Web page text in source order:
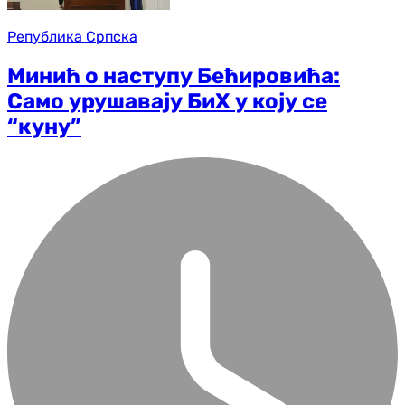
Република Српска
Минић о наступу Бећировића:
Само урушавају БиХ у коју се
“куну”